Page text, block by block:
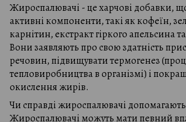
Жироспалювачі - це харчові добавки, що
активні компоненти, такі як кофеїн,
карнітин, екстракт гіркого апельсина
Вони заявляють про свою здатність
речовин, підвищувати термогенез
тепловиробництва в організмі) і
окислення жирів.
Чи справді жироспалювачі
Жироспалювачі можуть мати певний